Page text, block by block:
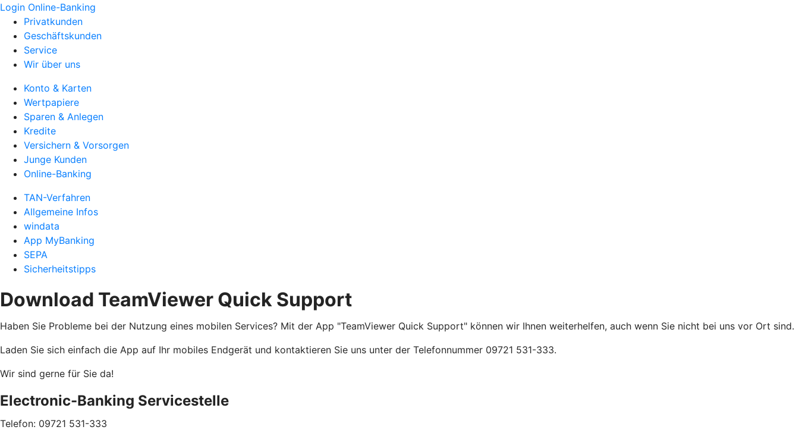
Login Online-Banking
Privatkunden
Geschäftskunden
Service
Wir über uns
Konto & Karten
Wertpapiere
Sparen & Anlegen
Kredite
Versichern & Vorsorgen
Junge Kunden
Online-Banking
TAN-Verfahren
Allgemeine Infos
windata
App MyBanking
SEPA
Sicherheitstipps
Download TeamViewer Quick Support
Haben Sie Probleme bei der Nutzung eines mobilen Services? Mit der App "TeamViewer Quick Support" können wir Ihnen weiterhelfen, auch wenn Sie nicht bei uns vor Ort sind.
Laden Sie sich einfach die App auf Ihr mobiles Endgerät und kontaktieren Sie uns unter der Telefonnummer 09721 531-333.
Wir sind gerne für Sie da!
Electronic-Banking Servicestelle
Telefon: 09721 531-333